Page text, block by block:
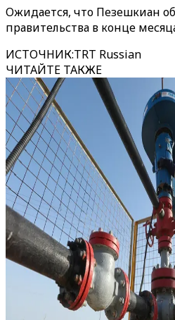
Ожидается, что Пезешкиан
правительства в конце
ИСТОЧНИК:TRT Russian
ЧИТАЙТЕ ТАКЖЕ